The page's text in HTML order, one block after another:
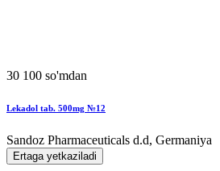
30 100 so'mdan
Lekadol tab. 500mg №12
Sandoz Pharmaceuticals d.d, Germaniya
Ertaga yetkaziladi